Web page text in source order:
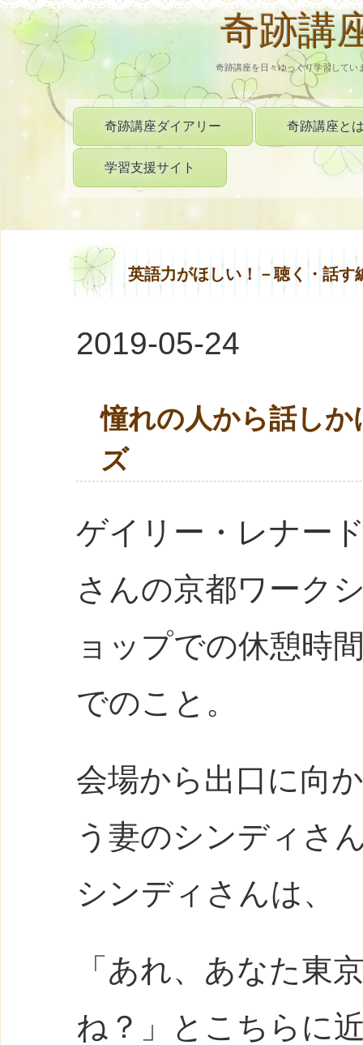
奇跡講
奇跡講座を日々ゆっくり学習してい
奇跡講座ダイアリー 奇跡講座と
学習支援サイト
英語力がほしい！－聴く・話す
2019-05-24
憧れの人から話し
ズ
ゲイリー・レナー
さんの京都ワーク
ョップでの休憩時
でのこと。
会場から出口に向か
う妻のシンディさ
シンディさんは、
「あれ、あなた東
ね？」とこちらに